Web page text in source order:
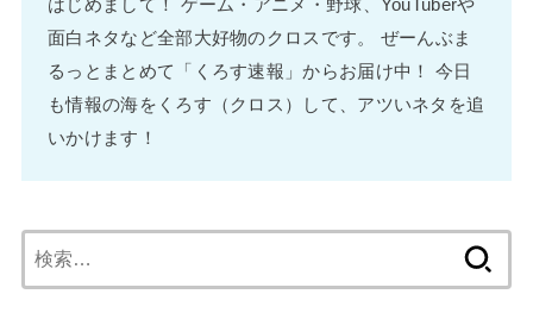
はじめまして！ ゲーム・アニメ・野球、YouTuberや
面白ネタなど全部大好物のクロスです。 ぜーんぶま
るっとまとめて「くろす速報」からお届け中！ 今日
も情報の海をくろす（クロス）して、アツいネタを追
いかけます！
索: